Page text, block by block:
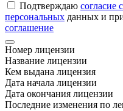
Подтверждаю согласие
персональных данных и
соглашение
Номер лицензии
Название лицензии
Кем выдана лицензия
Дата начала лицензии
Дата окончания лицензии
Последние изменения по